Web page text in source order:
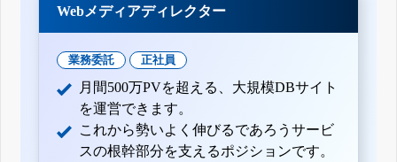
Webメディアディレクター
業務委託 正社員
月間500万PVを超える、大規模DBサイト
を運営できます。
これから勢いよく伸びるであろうサービ
スの根幹部分を支えるポジションです。